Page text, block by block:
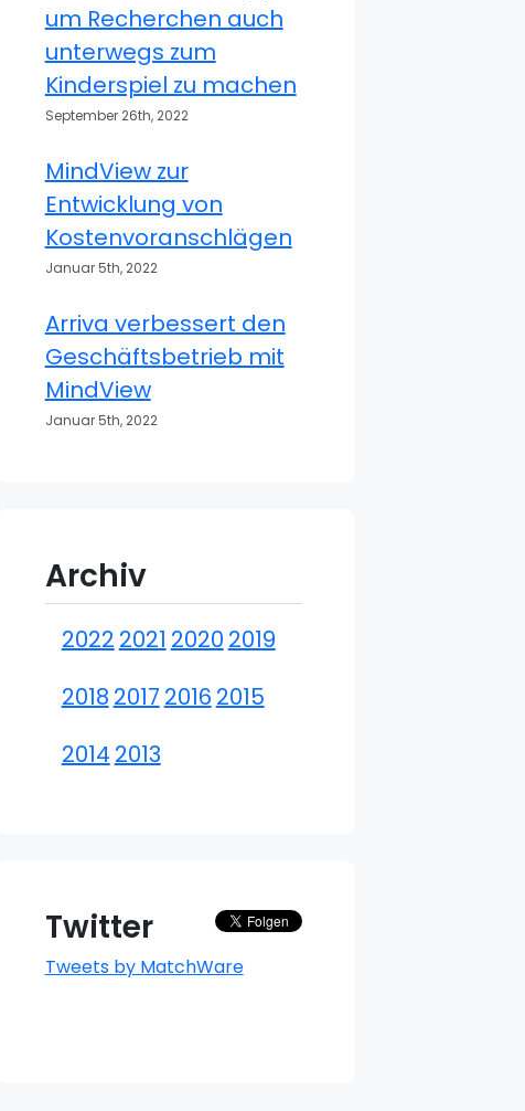
um Recherchen auch
unterwegs zum
Kinderspiel zu machen
September 26th, 2022
MindView zur
Entwicklung von
Kostenvoranschlägen
Januar 5th, 2022
Arriva verbessert den
Geschäftsbetrieb mit
MindView
Januar 5th, 2022
Archiv
2022 2021 2020 2019
2018 2017 2016 2015
2014 2013
Twitter
Tweets by MatchWare